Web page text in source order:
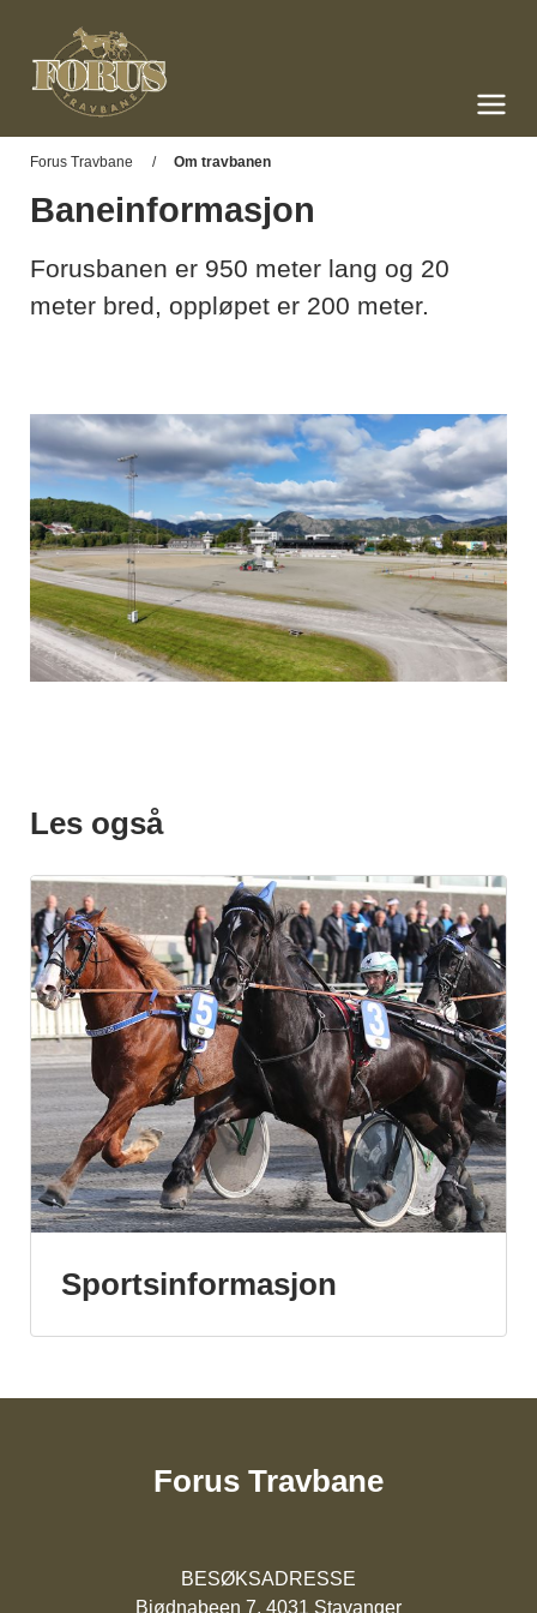
Forus Travbane Om travbanen
Baneinformasjon
Forusbanen er 950 meter lang og 20
meter bred, oppløpet er 200 meter.
Les også
Sportsinformasjon
Forus Travbane
BESØKSADRESSE
Bjødnabeen 7, 4031 Stavanger